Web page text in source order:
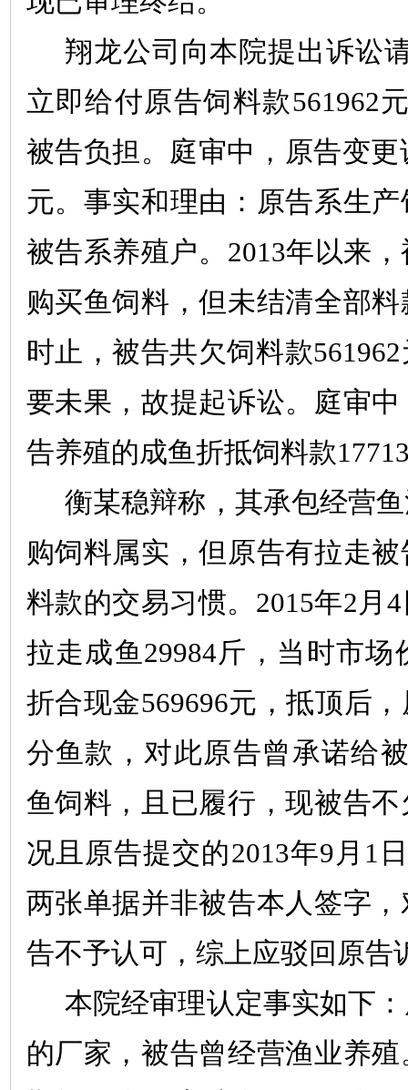
翔龙公司向本院提出诉讼
立即给付原告饲料款561962
被告负担。庭审中，原告变
元。事实和理由：原告系生
被告系养殖户。 2013年以来
购买鱼饲料，但未结清全部
时止，被告共欠饲料款561962
要未果，故提起诉讼。庭审
告养殖的成鱼折抵饲料款
衡某稳辩称，其承包经营
购饲料属实，但原告有拉走
料款的交易习惯。 2015年2 月 4
拉走成鱼 29984斤，当时市场
折合现金569696元，抵顶后
分鱼款，对此原告曾承诺给
鱼饲料，且已履行，现被告
况且原告提交的2013年9 月 1
两张单据并非被告本人签字
告不予认可，综上应驳回原告
本院经审理认定事实如下
的厂家，被告曾经营渔业养